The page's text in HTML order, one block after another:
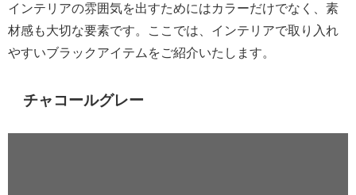
インテリアの雰囲気を出すためにはカラーだけでなく、素
材感も大切な要素です。ここでは、インテリアで取り入れ
やすいブラックアイテムをご紹介いたします。
チャコールグレー